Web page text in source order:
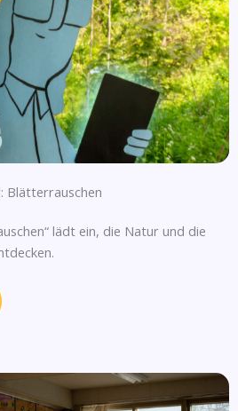
Blätterrauschen
lädt ein, die Natur und die